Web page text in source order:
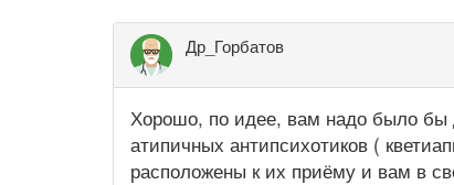
Др_Горбатов
Хорошо, по идее, вам надо было бы
атипичных антипсихотиков (
расположены к их приёму и вам в